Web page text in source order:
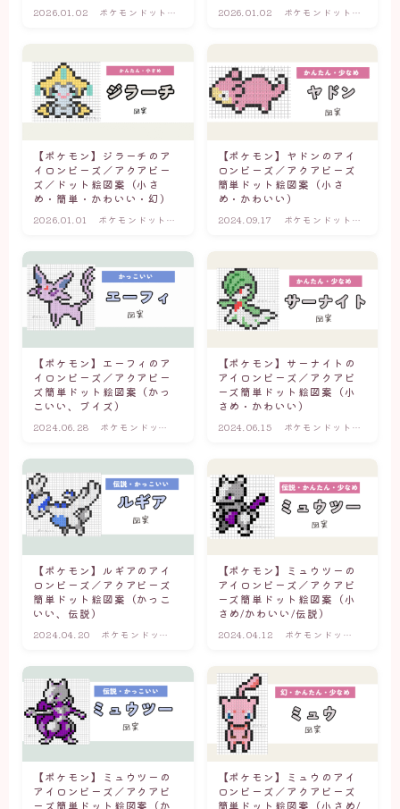
ポケモンドット図案(小さめ・かわいい・簡単)
アイロンビーズ×マインクラフト
マイクラドット図案(キャラクター・モブ)
アイロンビーズ×サンリオ
2026.01.02
ポケモンドット図
2026.01.02
ポケモンドット図
いい・簡単)
【ポケモン】ジラーチのア
イロンビーズ／アクアビー
ズ／ドット絵図案（小さ
め・簡単・かわいい・幻）
2026.01.01
ポケモンドット図
いい・簡単)
【ポケモン】ヤドンのアイ
ロンビーズ／アクアビーズ
簡単ドット絵図案（小さ
め・かわいい）
2024.09.17
ポケモンドット図
いい・簡単)
【ポケモン】エーフィのア
イロンビーズ／アクアビー
ズ簡単ドット絵図案（かっ
こいい、ブイズ）
2024.06.28
ポケモンドット
い・伝説)
【ポケモン】サーナイトの
アイロンビーズ／アクアビ
ーズ簡単ドット絵図案（小
さめ・かわいい）
2024.06.15
ポケモンドット図
いい・簡単)
【ポケモン】ルギアのアイ
ロンビーズ／アクアビーズ
簡単ドット絵図案（かっこ
いい、伝説）
2024.04.20
ポケモンドット
い・伝説)
【ポケモン】ミュウツーの
アイロンビーズ／アクアビ
ーズ簡単ドット絵図案（小
さめ/かわいい/伝説）
2024.04.12
ポケモンドット
わいい・簡単)
【ポケモン】ミュウツーの
アイロンビーズ／アクアビ
ーズ簡単ドット絵図案（か
【ポケモン】ミュウのアイ
ロンビーズ／アクアビーズ
簡単ドット絵図案（小さめ/